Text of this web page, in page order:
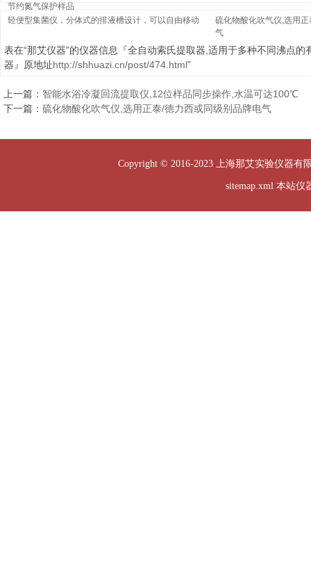
节约氮气保护样品
轻便型集菌仪，分体式的排液槽设计，可以自由移动
硫化物酸化吹气仪,选用
气
表在“那艾仪器”的仪器信息『全自动索氏提取器,适用于多种不同沸点的
器』原地址http://shhuazi.cn/post/474.html”
上一篇： 智能水浴冷凝回流提取仪,12位样品同步操作,水温可达100℃
下一篇： 硫化物酸化吹气仪,选用正泰/德力西或同级别品牌电气
Copyright © 2016-2023 上海那艾实验仪器有
sitemap.xml本站仪